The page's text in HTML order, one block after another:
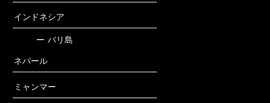
インドネシア
ー バリ島
ネパール
ミャンマー